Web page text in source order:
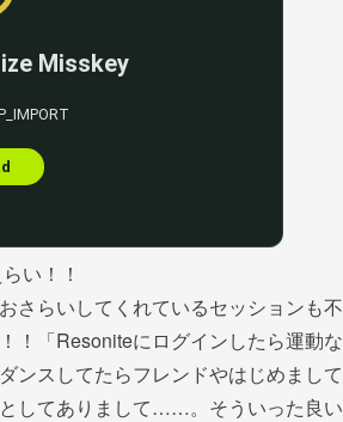
い！！
さらいしてくれているセッションも不
！「Resoniteにログインしたら運動な
ンスしてたらフレンドやはじめまして
してありまして……。そういった良い